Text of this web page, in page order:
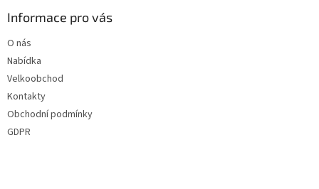
Informace pro vás
O nás
Nabídka
Velkoobchod
Kontakty
Obchodní podmínky
GDPR